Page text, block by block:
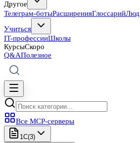
Другое
Телеграм-ботыРасширенияГлоссарий
Учиться
IT-профессииШколы
КурсыСкоро
Q&AПолезное
Все MCP-серверы
1C(3)